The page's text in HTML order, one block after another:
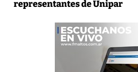
representantes de Unipar